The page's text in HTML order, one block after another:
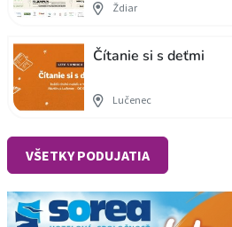
Ždiar
Čítanie si s deťmi
Lučenec
VŠETKY PODUJATIA